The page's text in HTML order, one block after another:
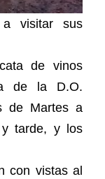
a visitar sus
de vinos
de la D.O.
de Martes a
tarde, y los
con vistas al